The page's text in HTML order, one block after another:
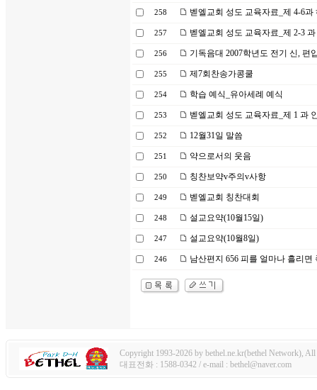
258 벧엘교회 성도 교육자료_제 4-6과
257 벧엘교회 성도 교육자료_제 2-3
256 기독음대 2007학년도 전기 신, 편
255 제7회찬송가콩쿨
254 학습 예식_유아세례 예식
253 벧엘교회 성도 교육자료_제 1 과
252 12월31일 말씀
251 약으로서의 웃음
250 칭찬보약v주의v사항
249 벧엘교회 칭찬대회
248 설교요약(10월15일)
247 설교요약(10월8일)
246 남산편지 656 피를 얼마나 흘리면
Copyright 1993-2026 by bethel.ne.kr(bethel Network), All
대표전화 : 1588-0342 / e-mail : bethel@naver.com